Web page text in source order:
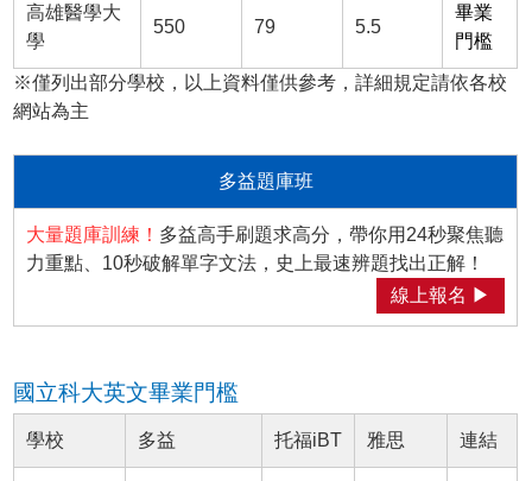
高雄醫學大
學
550 79 5.5
畢業
門檻
※僅列出部分學校，以上資料僅供參考，詳細規定請依各校
網站為主
多益題庫班
大量題庫訓練！ 多益高手刷題求高分，帶你用24秒聚焦聽
力重點、10秒破解單字文法，史上最速辨題找出正解！
線上報名 ▶
國立科大英文畢業門檻
學校 多益 托福iBT 雅思 連結